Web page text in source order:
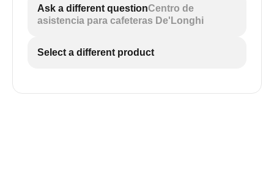
Ask a different questionCentro de
asistencia para cafeteras De'Longhi
Select a different product